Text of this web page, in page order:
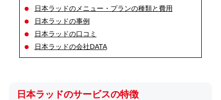
日本ラッドのメニュー・プランの種類と費用
日本ラッドの事例
日本ラッドの口コミ
日本ラッドの会社DATA
日本ラッドのサービスの特徴